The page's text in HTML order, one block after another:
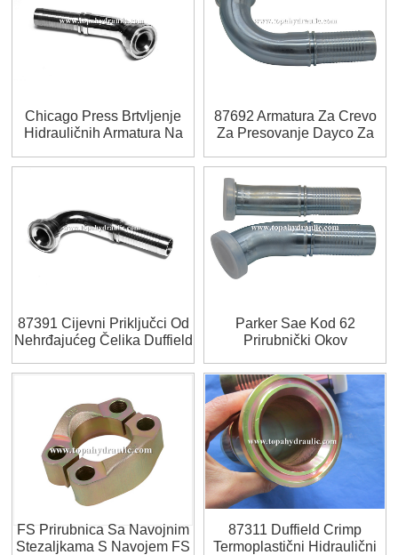
Chicago Press Brtvljenje
Hidrauličnih Armatura Na
87692 Armatura Za Crevo
Za Presovanje Dayco Za
87391 Cijevni Priključci Od
Nehrđajućeg Čelika Duffield
Parker Sae Kod 62
Prirubnički Okov
FS Prirubnica Sa Navojnim
Stezaljkama S Navojem FS
87311 Duffield Crimp
Termoplastični Hidraulični